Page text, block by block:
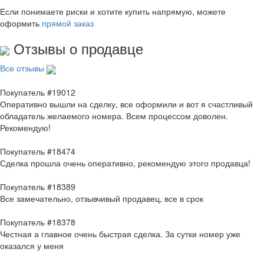
Если понимаете риски и хотите купить напрямую, можете
оформить прямой заказ
Отзывы о продавце
Все отзывы
Покупатель #19012
Оперативно вышли на сделку, все оформили и вот я счастливый
обладатель желаемого номера. Всем процессом доволен.
Рекомендую!
Покупатель #18474
Сделка прошла очень оперативно, рекомендую этого продавца!
Покупатель #18389
Все замечательно, отзывчивый продавец, все в срок
Покупатель #18378
Честная а главное очень быстрая сделка. За сутки номер уже
оказался у меня